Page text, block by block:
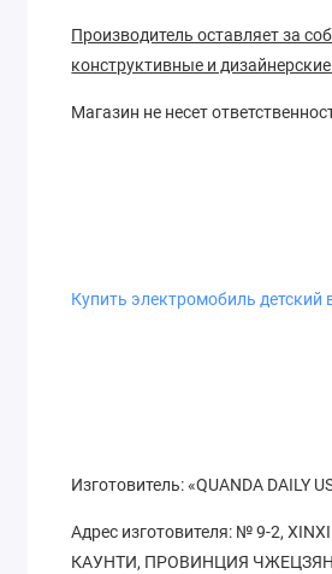
Производитель оставляет за
конструктивные и
Магазин не несет
Купить электромобиль детский
Изготовитель: «QUANDA DAILY
Адрес изготовителя: № 9-2,
КАУНТИ, ПРОВИНЦИЯ